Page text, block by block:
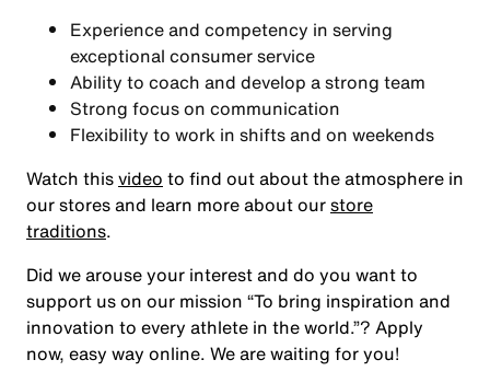
Experience and competency in serving
exceptional consumer service
Ability to coach and develop a strong team
Strong focus on communication
Flexibility to work in shifts and on weekends
Watch thisvideo to find out about the atmosphere in
our stores and learn more about ourstore
traditions.
Did we arouse your interest and do you want to
support us on our mission “To bring inspiration and
innovation to every athlete in the world.”? Apply
now, easy way online. We are waiting for you!